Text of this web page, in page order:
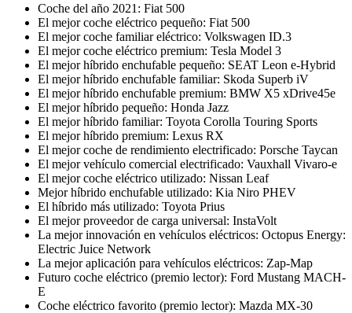
Coche del año 2021: Fiat 500
El mejor coche eléctrico pequeño: Fiat 500
El mejor coche familiar eléctrico: Volkswagen ID.3
El mejor coche eléctrico premium: Tesla Model 3
El mejor híbrido enchufable pequeño: SEAT Leon e-Hybrid
El mejor híbrido enchufable familiar: Skoda Superb iV
El mejor híbrido enchufable premium: BMW X5 xDrive45e
El mejor híbrido pequeño: Honda Jazz
El mejor híbrido familiar: Toyota Corolla Touring Sports
El mejor híbrido premium: Lexus RX
El mejor coche de rendimiento electrificado: Porsche Taycan
El mejor vehículo comercial electrificado: Vauxhall Vivaro-e
El mejor coche eléctrico utilizado: Nissan Leaf
Mejor híbrido enchufable utilizado: Kia Niro PHEV
El híbrido más utilizado: Toyota Prius
El mejor proveedor de carga universal: InstaVolt
La mejor innovación en vehículos eléctricos: Octopus Energy:
Electric Juice Network
La mejor aplicación para vehículos eléctricos: Zap-Map
Futuro coche eléctrico (premio lector): Ford Mustang MACH-
E
Coche eléctrico favorito (premio lector): Mazda MX-30